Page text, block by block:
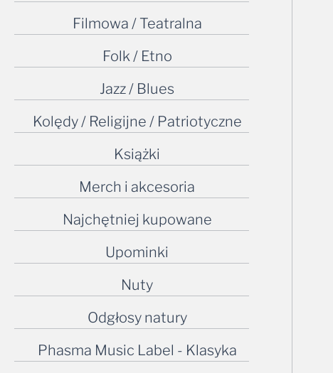
Filmowa / Teatralna
Folk / Etno
Jazz / Blues
Kolędy / Religijne / Patriotyczne
Książki
Merch i akcesoria
Najchętniej kupowane
Upominki
Nuty
Odgłosy natury
Phasma Music Label - Klasyka